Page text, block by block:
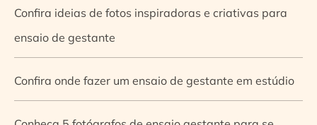
Confira ideias de fotos inspiradoras e criativas para
ensaio de gestante
Confira onde fazer um ensaio de gestante em estúdio